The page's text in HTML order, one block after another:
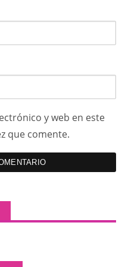
y web en este
que comente.